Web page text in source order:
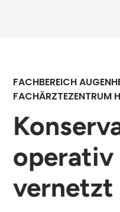
FACHBEREICH
FACHÄRZTEZENTRUM
operativ
vernetzt